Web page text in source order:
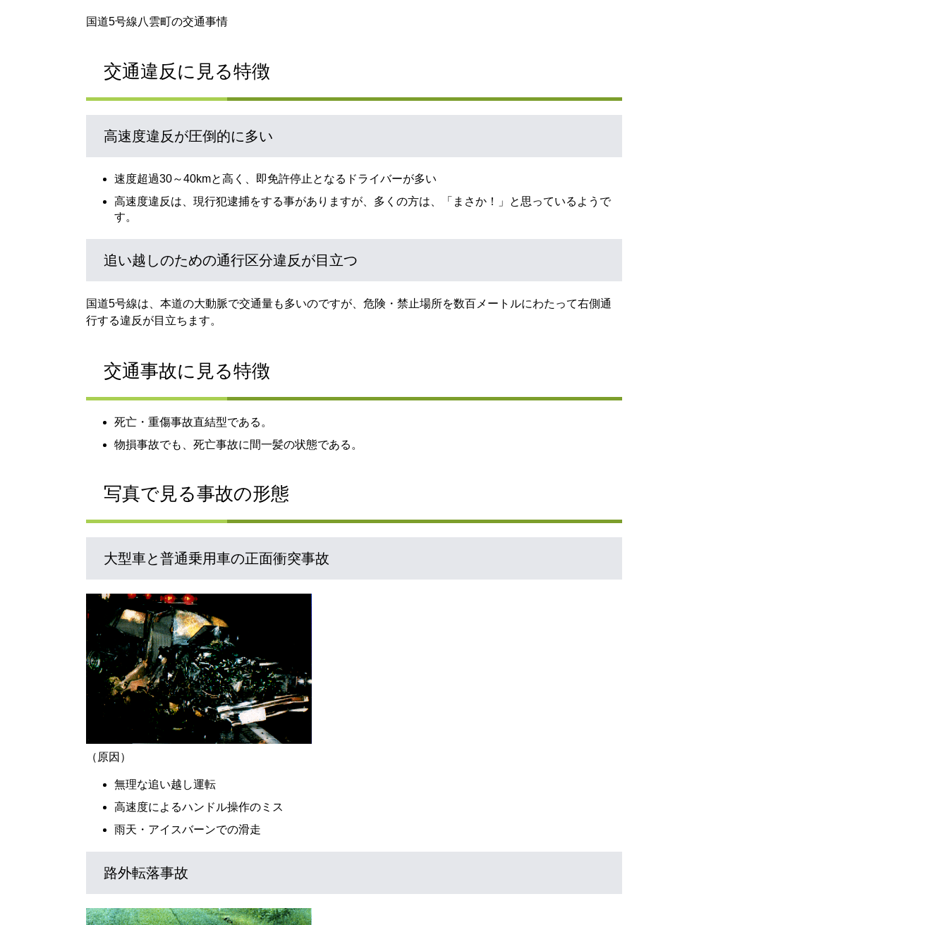
国道5号線八雲町の交通事情
交通違反に見る特徴
高速度違反が圧倒的に多い
速度超過30～40kmと高く、即免許停止となるドライバーが多い
高速度違反は、現行犯逮捕をする事がありますが、多くの方は、「まさか！」と思っているようで
す。
追い越しのための通行区分違反が目立つ
国道5号線は、本道の大動脈で交通量も多いのですが、危険・禁止場所を数百メートルにわたって右側通
行する違反が目立ちます。
交通事故に見る特徴
死亡・重傷事故直結型である。
物損事故でも、死亡事故に間一髪の状態である。
写真で見る事故の形態
大型車と普通乗用車の正面衝突事故
（原因）
無理な追い越し運転
高速度によるハンドル操作のミス
雨天・アイスバーンでの滑走
路外転落事故